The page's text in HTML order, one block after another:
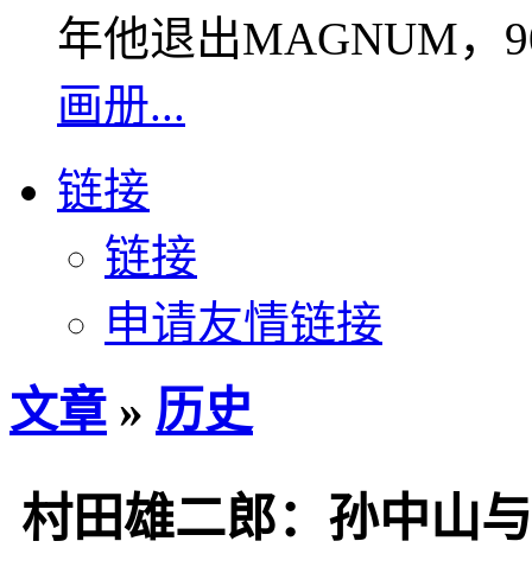
年他退出MAGNUM，
画册...
链接
链接
申请友情链接
文章 » 历史
村田雄二郎：孙中山